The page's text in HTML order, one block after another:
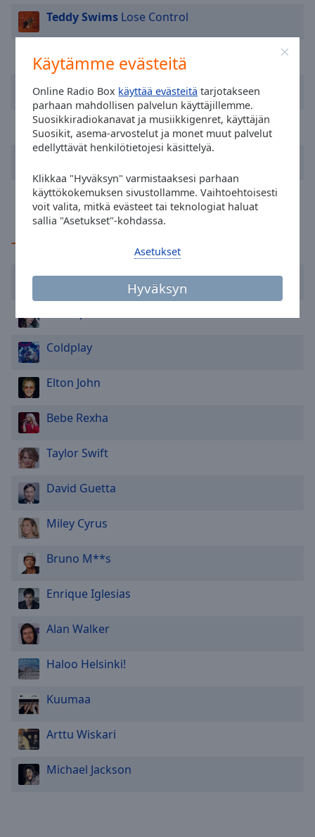
Käytämme evästeitä
Online Radio Box käyttää evästeitä tarjotakseen
parhaan mahdollisen palvelun käyttäjillemme.
Suosikkiradiokanavat ja musiikkigenret, käyttäjän
Suosikit, asema-arvostelut ja monet muut palvelut
edellyttävät henkilötietojesi käsittelyä.
Klikkaa "Hyväksyn" varmistaaksesi parhaan
käyttökokemuksen sivustollamme. Vaihtoehtoisesti
voit valita, mitkä evästeet tai teknologiat haluat
sallia "Asetukset"-kohdassa.
Hyväksyn
Asetukset
close
window.
Opacity
Background
Area
Color
Opacity
Font
Size
Text
Edge
Style
Font
Family
Done
Modal
Dialog
dialog
window.
Teddy Swims Lose Control
Eppu NormaaliKitara taivas ja tähdet
Eppu NormaaliTahroja paperilla
Ahti
David GuettaGone Gone Gone
TOP-artistit
Ed Sheeran
Coldplay
Elton John
Bebe Rexha
Taylor Swift
David Guetta
Miley Cyrus
Bruno M**s
Enrique Iglesias
Alan Walker
Haloo Helsinki!
Kuumaa
Arttu Wiskari
Michael Jackson